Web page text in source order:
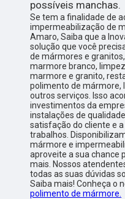
possíveis manchas.
Se tem a finalidade de
impermeabilização de
Amaro, Saiba que a
solução que você
de mármores e
marmore branco,
marmore e granito,
polimento de mármore,
outros serviços. Isso
investimentos da
instalações de
satisfação do cliente e
trabalhos.
mármore e
aproveite a sua chance
mais. Nossos
todas as suas dúvidas
Saiba mais! Conheça o
polimento de mármore.